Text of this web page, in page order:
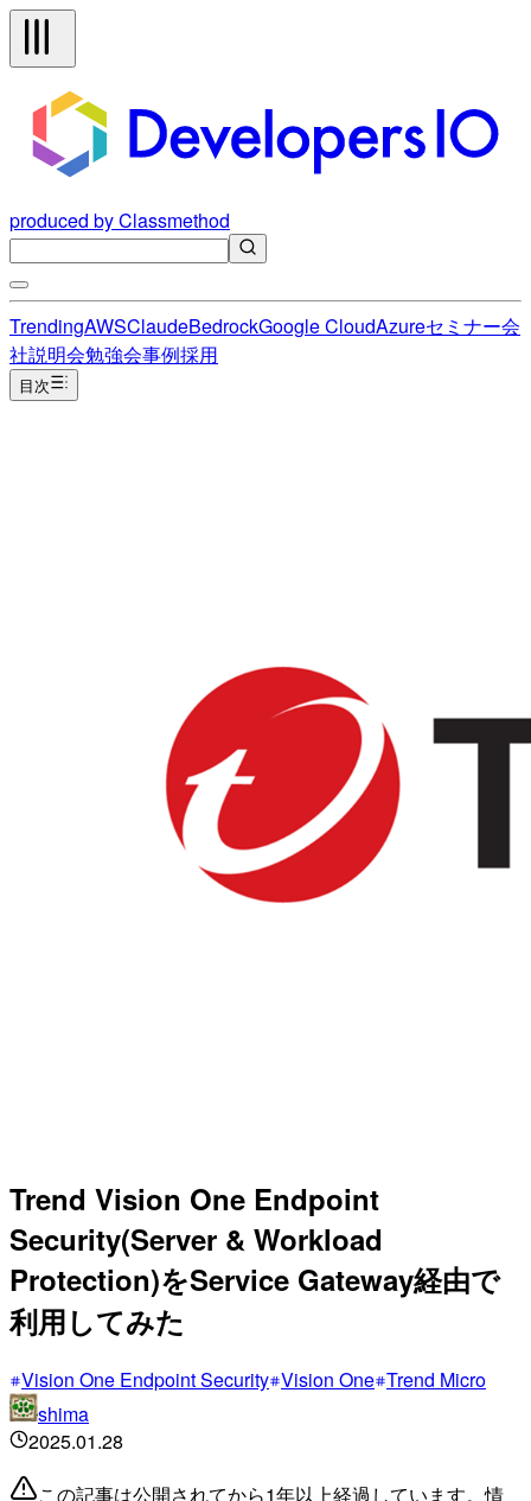
produced by Classmethod
TrendingAWSClaudeBedrockGoogle CloudAzureセミナー会
社説明会勉強会事例採用
目次
Trend Vision One Endpoint
Security(Server & Workload
Protection)をService Gateway経由で
利用してみた
Vision One Endpoint Security Vision One Trend Micro
shima
2025.01.28
この記事は公開されてから1年以上経過しています。情